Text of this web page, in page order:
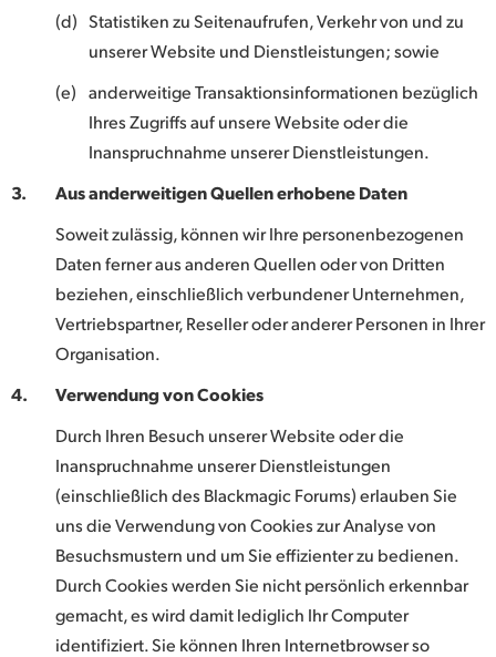
(d) Statistiken zu Seitenaufrufen, Verkehr von und zu
unserer Website und Dienstleistungen; sowie
(e) anderweitige Transaktionsinformationen bezüglich
Ihres Zugriffs auf unsere Website oder die
Inanspruchnahme unserer Dienstleistungen.
3.
Aus anderweitigen Quellen erhobene Daten
Soweit zulässig, können wir Ihre personenbezogenen
Daten ferner aus anderen Quellen oder von Dritten
beziehen, einschließlich verbundener Unternehmen,
Vertriebspartner, Reseller oder anderer Personen in Ihrer
Organisation.
4.
Verwendung von Cookies
Durch Ihren Besuch unserer Website oder die
Inanspruchnahme unserer Dienstleistungen
(einschließlich des Blackmagic Forums) erlauben Sie
uns die Verwendung von Cookies zur Analyse von
Besuchsmustern und um Sie effizienter zu bedienen.
Durch Cookies werden Sie nicht persönlich erkennbar
gemacht, es wird damit lediglich Ihr Computer
identifiziert. Sie können Ihren Internetbrowser so